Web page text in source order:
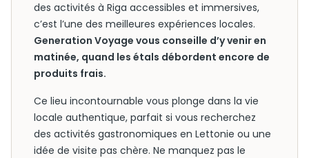
des activités à Riga accessibles et immersives,
c’est l’une des meilleures expériences locales.
Generation Voyage vous conseille d’y venir en
matinée, quand les étals débordent encore de
produits frais.
Ce lieu incontournable vous plonge dans la vie
locale authentique, parfait si vous recherchez
des activités gastronomiques en Lettonie ou une
idée de visite pas chère. Ne manquez pas le